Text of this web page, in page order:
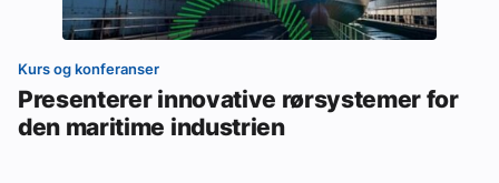
Kurs og konferanser
Presenterer innovative rørsystemer for
den maritime industrien